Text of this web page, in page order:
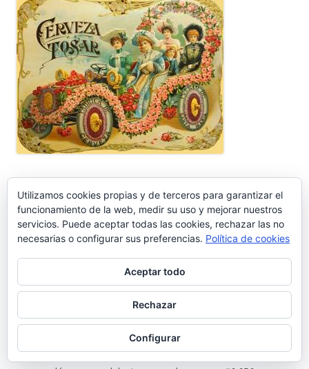
Ir a Cosasdecomé
COMENTARIOS RECIENTES
enSebastián Gómez Sánchez, ‘Tani’. El
frutero que ayudó a sacar adelante a once hermanos #6.656
Isabel CallealtaenSebastián Gómez Sánchez, ‘Tani’. El frutero
Utilizamos cookies propias y de terceros para garantizar el
funcionamiento de la web, medir su uso y mejorar nuestros
servicios. Puede aceptar todas las cookies, rechazar las no
necesarias o configurar sus preferencias. Política de cookies
Aceptar todo
Rechazar
Configurar